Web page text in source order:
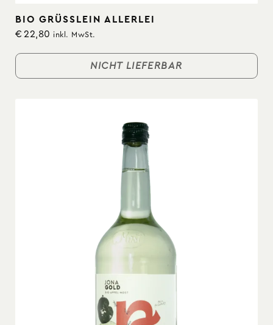
NICHT LIEFERBAR
BIO GRÜSSLEIN ALLERLEI
€ 22,80 inkl. MwSt.